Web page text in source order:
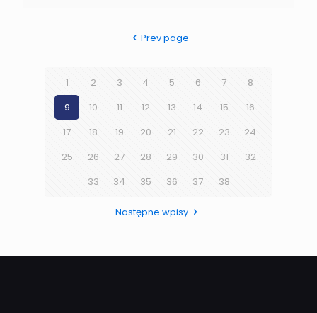
Prev page
1 2 3 4 5 6 7
8
9
10 11 12 13 14 15
16
17
18 19 20 21 22 23
24
25
26 27 28 29 30 31
32
33
34 35 36 37 38
Następne wpisy